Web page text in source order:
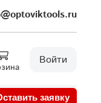
Войти
заявку